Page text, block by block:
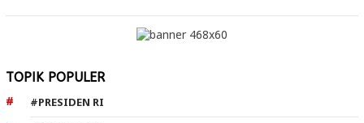
TOPIK POPULER
#PRESIDEN RI